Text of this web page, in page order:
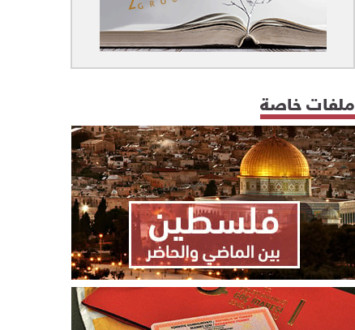
ملفات خاصة